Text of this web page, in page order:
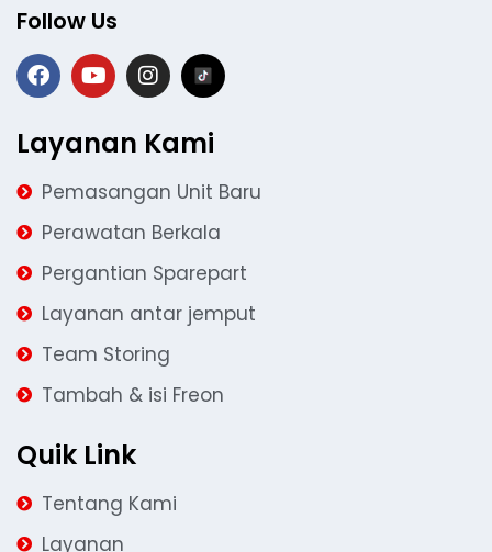
Follow Us
Layanan Kami
Pemasangan Unit Baru
Perawatan Berkala
Pergantian Sparepart
Layanan antar jemput
Team Storing
Tambah & isi Freon
Quik Link
Tentang Kami
Layanan